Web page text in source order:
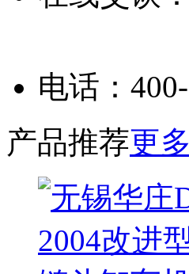
电话：
产品推荐更